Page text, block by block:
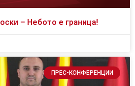
– Небото е граница!
ПРЕС-КОНФЕРЕНЦИИ